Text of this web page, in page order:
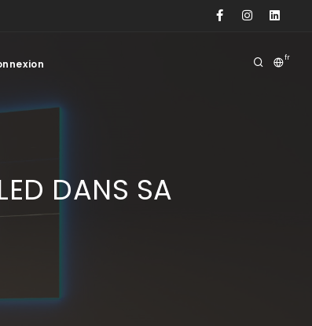
fr
DANS SA